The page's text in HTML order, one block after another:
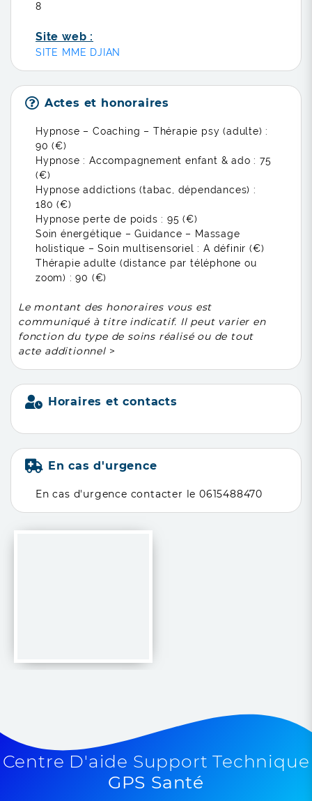
8
Site web :
SITE MME DJIAN
Actes et honoraires
Hypnose – Coaching – Thérapie psy (adulte) :
90 (€)
Hypnose : Accompagnement enfant & ado : 75
(€)
Hypnose addictions (tabac, dépendances) :
180 (€)
Hypnose perte de poids :95 (€)
Soin énergétique – Guidance – Massage
holistique – Soin multisensoriel :A définir (€)
Thérapie adulte (distance par téléphone ou
zoom) :90 (€)
Le montant des honoraires vous est
communiqué à titre indicatif. Il peut varier en
fonction du type de soins réalisé ou de tout
acte additionnel >
Horaires et contacts
En cas d'urgence
En cas d'urgence contacter le 0615488470
Centre D'aide Support Technique
GPS Santé